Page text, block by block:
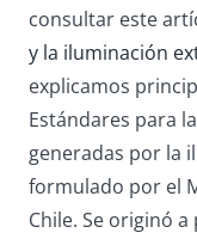
consultar este
y la iluminación
explicamos
Estándares para
generadas por la
formulado por el
Chile. Se originó